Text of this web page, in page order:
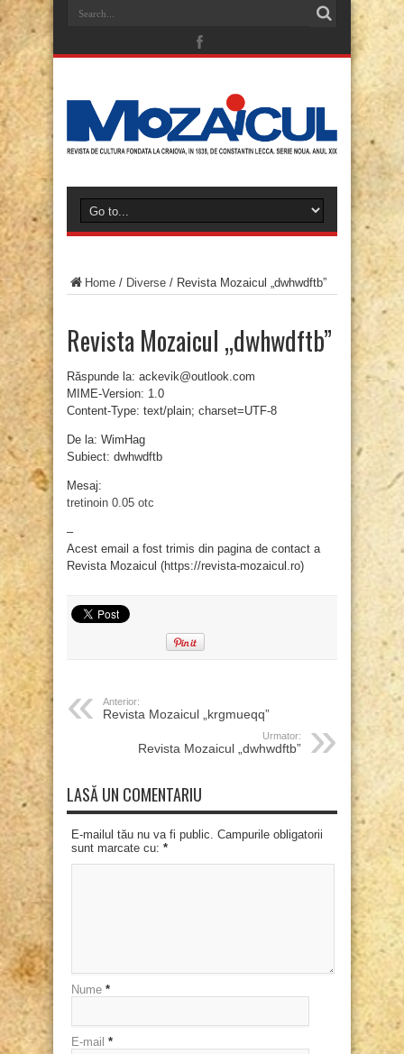
Home / Diverse / Revista Mozaicul „dwhwdftb”
Revista Mozaicul „dwhwdftb”
Răspunde la: ackevik@outlook.com
MIME-Version: 1.0
Content-Type: text/plain; charset=UTF-8
De la: WimHag
Subiect: dwhwdftb
Mesaj:
tretinoin 0.05 otc
–
Acest email a fost trimis din pagina de contact a
Revista Mozaicul (https://revista-mozaicul.ro)
Anterior:
Revista Mozaicul „krgmueqq”
Urmator:
Revista Mozaicul „dwhwdftb”
LASĂ UN COMENTARIU
E-mailul tău nu va fi public. Campurile obligatorii
sunt marcate cu: *
Nume *
E-mail *